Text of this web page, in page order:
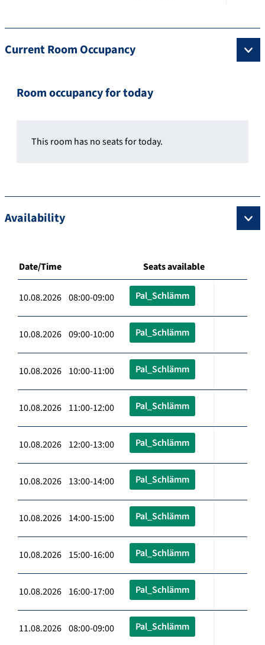
Current Room Occupancy
Room occupancy for today
This room has no seats for today.
Availability
Date/Time Seats available
10.08.2026 08:00-09:00 Pal_Schlämm
10.08.2026 09:00-10:00 Pal_Schlämm
10.08.2026 10:00-11:00 Pal_Schlämm
10.08.2026 11:00-12:00 Pal_Schlämm
10.08.2026 12:00-13:00 Pal_Schlämm
10.08.2026 13:00-14:00 Pal_Schlämm
10.08.2026 14:00-15:00 Pal_Schlämm
10.08.2026 15:00-16:00 Pal_Schlämm
10.08.2026 16:00-17:00 Pal_Schlämm
11.08.2026 08:00-09:00 Pal_Schlämm